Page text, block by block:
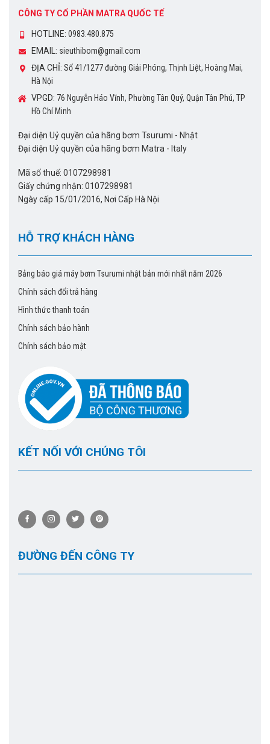
CÔNG TY CỔ PHẦN MATRA QUỐC TẾ
HOTLINE: 0983.480.875
EMAIL: sieuthibom@gmail.com
ĐỊA CHỈ: Số 41/1277 đường Giải Phóng, Thịnh Liệt, Hoàng Mai,
Hà Nội
VPGD: 76 Nguyễn Háo Vĩnh, Phường Tân Quý, Quận Tân Phú, TP
Hồ Chí Minh
Đại diện Uỷ quyền của hãng bơm Tsurumi - Nhật
Đại diện Uỷ quyền của hãng bơm Matra - Italy
Mã số thuế: 0107298981
Giấy chứng nhận: 0107298981
Ngày cấp 15/01/2016, Nơi Cấp Hà Nội
HỖ TRỢ KHÁCH HÀNG
Bảng báo giá máy bơm Tsurumi nhật bản mới nhất năm 2026
Chính sách đổi trả hàng
Hình thức thanh toán
Chính sách bảo hành
Chính sách bảo mật
KẾT NỐI VỚI CHÚNG TÔI
ĐƯỜNG ĐẾN CÔNG TY